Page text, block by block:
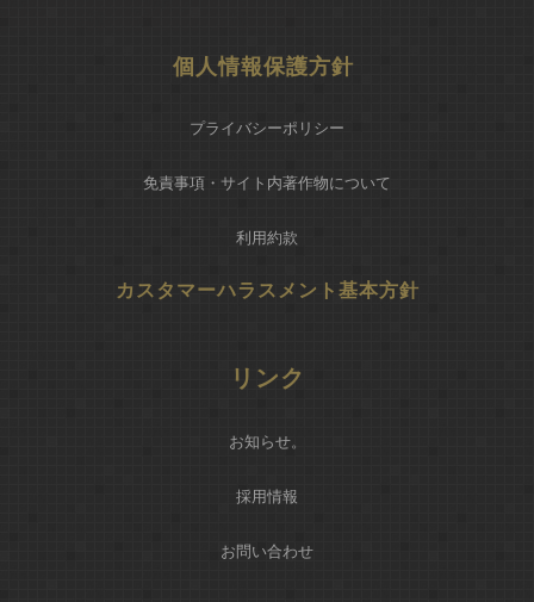
個人情報保護方針
プライバシーポリシー
免責事項・サイト内著作物について
利用約款
カスタマーハラスメント基本方針
リンク
お知らせ。
採用情報
お問い合わせ